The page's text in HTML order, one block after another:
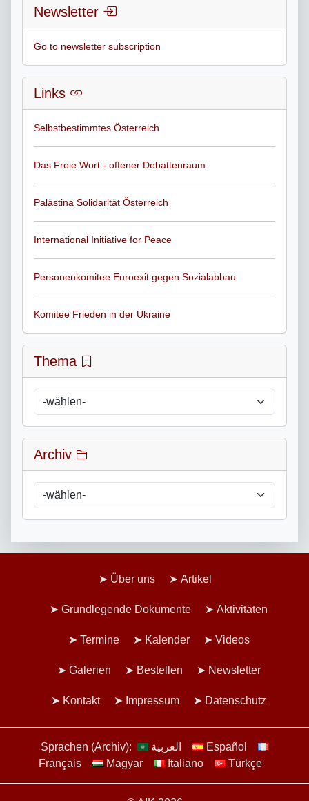
Newsletter
Go to newsletter subscription
Links
Selbstbestimmtes Österreich
Das Freie Wort - offener Debattenraum
Palästina Solidarität Österreich
International Initiative for Peace
Personenkomitee Euroexit gegen Sozialabbau
Komitee Frieden in der Ukraine
Thema
Archiv
Über uns Artikel
Grundlegende Dokumente Aktivitäten
Termine Kalender Videos
Galerien Bestellen Newsletter
Kontakt Impressum Datenschutz
Sprachen (Archiv): العربية
Español
Français
Magyar Italiano Türkçe